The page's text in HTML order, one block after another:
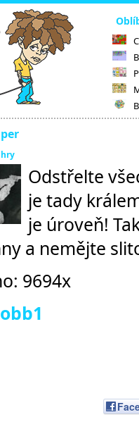
Odstřelte
je tady
je úroveň!
a nemějte
9694x